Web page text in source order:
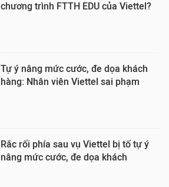
chương trình FTTH EDU của Viettel?
Tự ý nâng mức cước, đe dọa khách
hàng: Nhân viên Viettel sai phạm
Rắc rối phía sau vụ Viettel bị tố tự ý
nâng mức cước, đe dọa khách